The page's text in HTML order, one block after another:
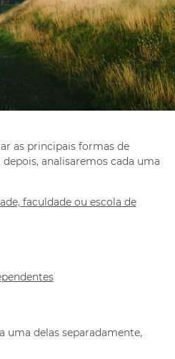
as principais formas de
analisaremos cada uma
faculdade ou escola de
uma delas separadamente,